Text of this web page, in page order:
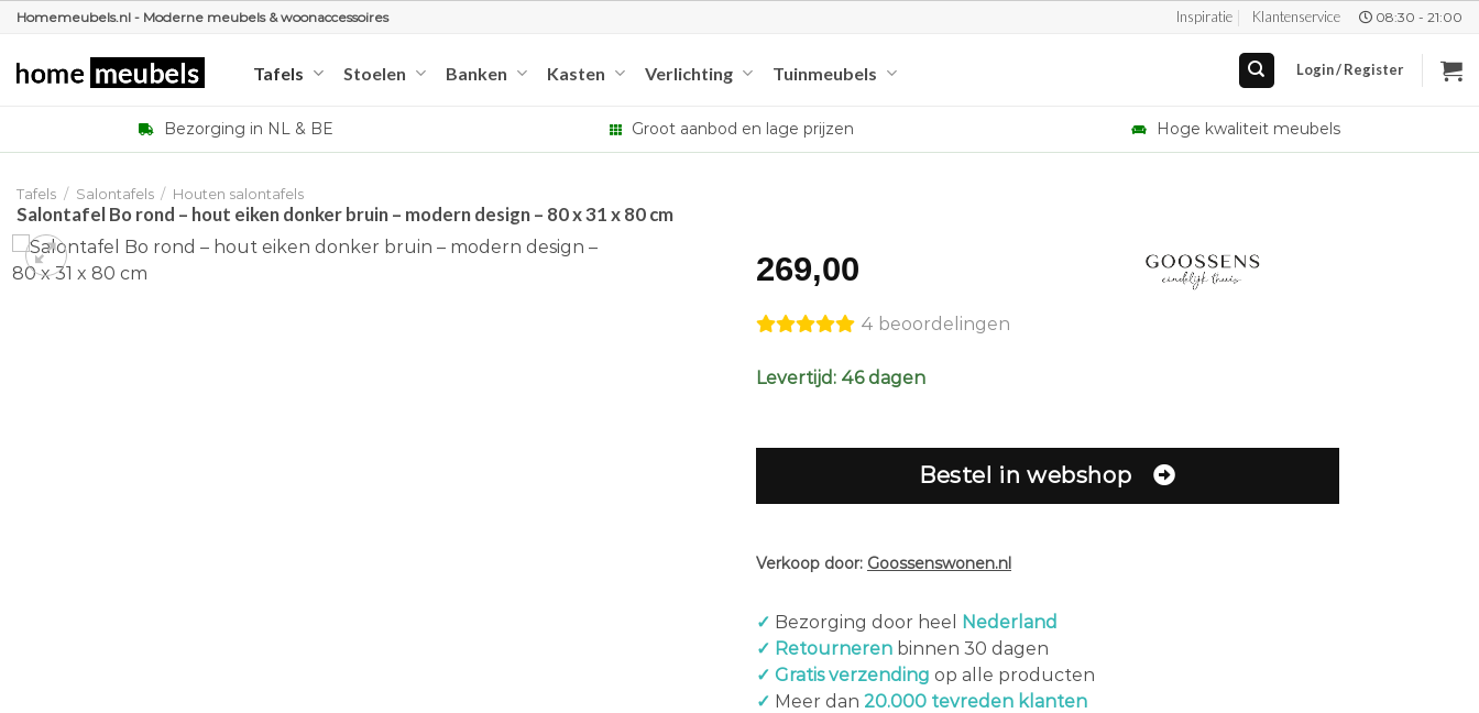
Ga
inhoud
Homemeubels.nl - Moderne meubels & woonaccessoires Inspiratie Klantenservice 08:30 - 21:00
Tafels Stoelen Banken Kasten Verlichting Tuinmeubels Login / Register
Bezorging in NL & BE Groot aanbod en lage prijzen Hoge kwaliteit meubels
Tafels / Salontafels / Houten salontafels
Salontafel Bo rond – hout eiken donker bruin – modern design – 80 x 31 x 80 cm
269,00
4 beoordelingen
Levertijd: 46 dagen
Bestel in webshop
Verkoop door: Goossenswonen.nl
✓ Bezorging door heel
Nederland
✓ Retourneren binnen 30 dagen
✓ Gratis verzending op alle producten
✓ Meer dan 20.000 tevreden klanten